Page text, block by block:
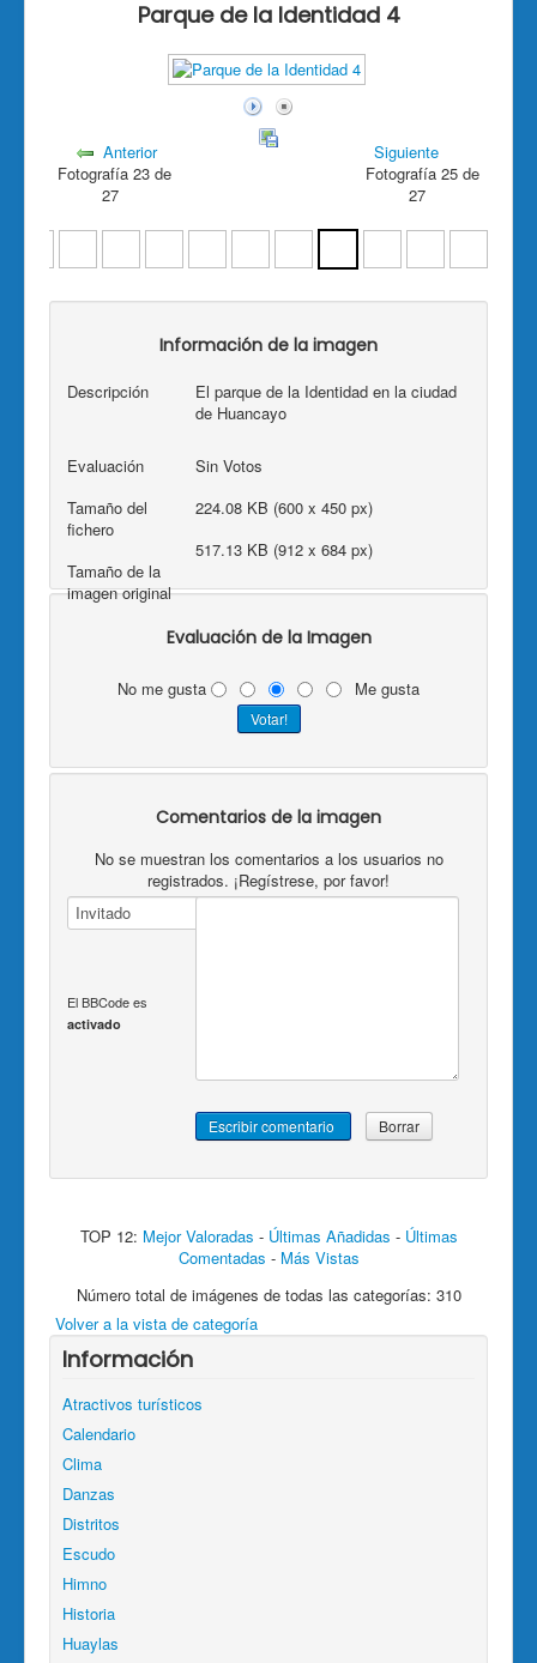
Parque de la Identidad 4
Anterior
Fotografía 23 de
27
Siguiente
Fotografía 25 de
27
Información de la imagen
Descripción
El parque de la Identidad en la ciudad
de Huancayo
Evaluación
Sin Votos
Tamaño del
fichero
224.08 KB (600 x 450 px)
Tamaño de la
imagen original
517.13 KB (912 x 684 px)
Evaluación de la Imagen
No me gusta Me gusta
Comentarios de la imagen
No se muestran los comentarios a los usuarios no
registrados. ¡Regístrese, por favor!
El BBCode es
activado
TOP 12: Mejor Valoradas - Últimas Añadidas - Últimas
Comentadas - Más Vistas
Número total de imágenes de todas las categorías: 310
Volver a la vista de categoría
Información
Atractivos turísticos
Calendario
Clima
Danzas
Distritos
Escudo
Himno
Historia
Huaylas